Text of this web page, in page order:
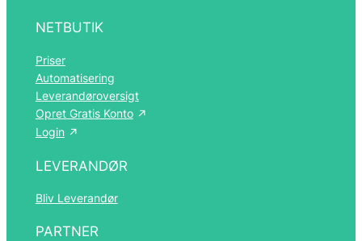
NETBUTIK
Priser
Automatisering
Leverandøroversigt
Opret Gratis Konto
Login
LEVERANDØR
Bliv Leverandør
PARTNER